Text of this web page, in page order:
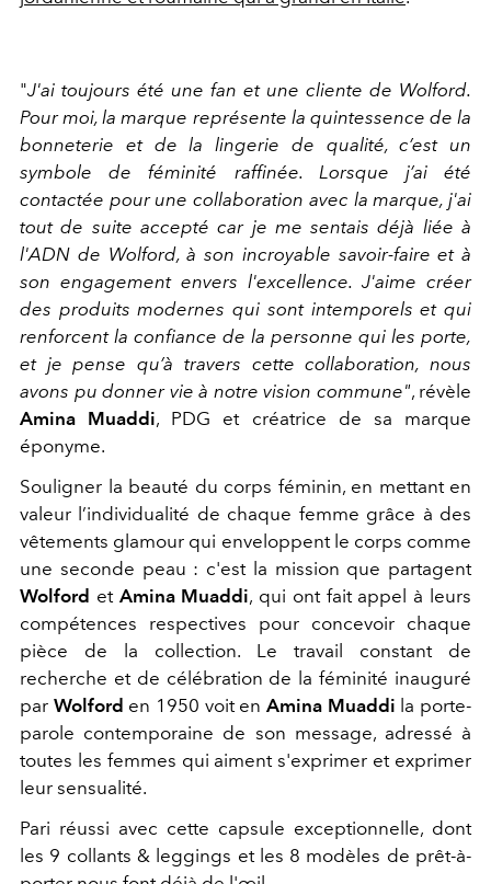
"J'ai toujours été une fan et une cliente de Wolford.
Pour moi, la marque représente la quintessence de la
bonneterie et de la lingerie de qualité, c’est un
symbole de féminité raffinée. Lorsque j’ai été
contactée pour une collaboration avec la marque, j'ai
tout de suite accepté car je me sentais déjà liée à
l'ADN de Wolford, à son incroyable savoir-faire et à
son engagement envers l'excellence. J'aime créer
des produits modernes qui sont intemporels et qui
renforcent la confiance de la personne qui les porte,
et je pense qu’à travers cette collaboration, nous
avons pu donner vie à notre vision commune", révèle
Amina Muaddi, PDG et créatrice de sa marque
éponyme.
Souligner la beauté du corps féminin, en mettant en
valeur l’individualité de chaque femme grâce à des
vêtements glamour qui enveloppent le corps comme
une seconde peau : c'est la mission que partagent
Wolford et Amina Muaddi, qui ont fait appel à leurs
compétences respectives pour concevoir chaque
pièce de la collection. Le travail constant de
recherche et de célébration de la féminité inauguré
par Wolford en 1950 voit enAmina Muaddi la porte-
parole contemporaine de son message, adressé à
toutes les femmes qui aiment s'exprimer et exprimer
leur sensualité.
Pari réussi avec cette capsule exceptionnelle, dont
les 9 collants & leggings et les 8 modèles de prêt-à-